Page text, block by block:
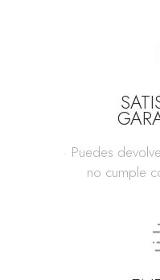
· Puedes
no cumple